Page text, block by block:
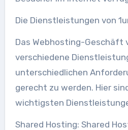
Die Dienstleistungen von
Das Webhosting-Geschäft
verschiedene
unterschiedlichen
gerecht zu werden. Hier
wichtigsten
Shared Hosting: Shared